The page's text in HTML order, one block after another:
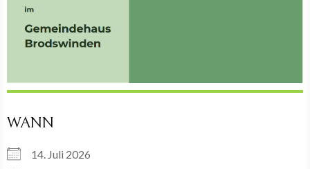
WANN
14. Juli 2026